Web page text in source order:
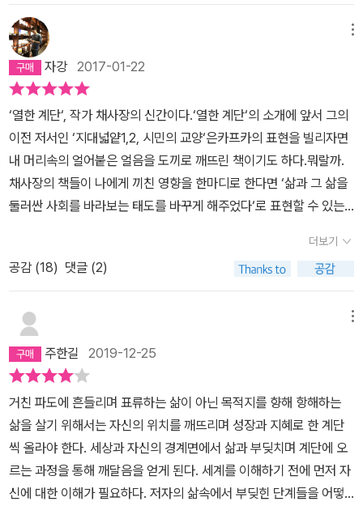
운 경험과 지식과 지혜, 무엇보다 새로운 자기 자신의 지평을 갖게 된
다. 실제로 지식수준이나 쓸데 없는 한국의 학력과 관계없이 우린 주
변에서 그저 나이만 먹은 사람과 정말 나이를 드신 분들을 확실하게
구분할 수 있다. 매일 단순히 평생을 같은 방법으로 아무 생각없이 노
를 젓는 사공과, 다양한 노젓는 방법 및 심지어 노의 재질과 모양을 강
구하며, 거기에 배의 모양과 재질 모양도 강구하고, 강물의 흐름과 기
상까지 고려해나가며 평생을 노를 저은 뱃사공의 말년은 매우 크게
다를수밖에 없을 것이다. 책은 마지막 부분이 가장 재미있으면서도
어려운데 채사장은 신비주의에 가장 관심이 많다고 한다. 상당히 현
데, 채사장은 실제 하고 싶은 이야기는 그러한 것들이지만 사람들이
현실에 눌려있고, 관심이 많아 듣고 싶은 이야기를 더 많이 하는 거란
다. 신비에 관심을 갖게 된것은 죽음에 가까운 경험때문이었다. 놀랍
게도 그는 교통사고로 벨트까지 안한 상태에서 거의 죽을 뻔했으며
이를 계기로 인간의 삶에 대해 더 깊은 지혜를 얻게 된다. 이러한 성찰
은 자아와 우주와의 관계, 나라는 존재에 대한 궁금증, 우주에 대한 궁
금증에 대한 대답과 질문으로 더욱 깊어진다. 이처럼 열한계단은 이
전의 채사장들의 책처럼 편안한 안내라던가 뭔가 답을 주는 종류의
책은 아니다. 물론 전의 것들도 그런 성격이 강한 건 아니지만. 채사장
의 변증법적 성장과정은 공감이 가능 부분도 있지만 사람에 따라 그
방향성이 정 반대이거나 그 일부만 따라간 경우도 있고, 아주 다른 경
우도 있을 것이다. 이런 부분을 비교해보며 자신을 반추해보는 것도
만...) 하루 종일 도서관에서 지내면서, 하루 한 권씩 책을 읽었다고 하
는구나. 그때 쌓은 지식들로 그는많은 사람들에게 구수한 이야기를
전해주는 사람이 되었어. 그리고 책도 펴내서 사람들에게 쉽게 인문
학을접할 수 있게 해주기도 했어. 아빠는 그의 팟캐스트나 인터넷을
통해 그가 큰 교통사고를 당하고 같이 탄 사람들이 죽었는데, 그는 멀
쩡하게 살아남았다는 이야기를 알고 있었단다. 이 책이 그의성장기를
이야기하는 것이니, 그 이야기도 나오겠구나 하는 생각이 들었고, 약
간 조마조마한 마음이 들었어. 그가 이야기하기 쉽지 않은 이야기일
텐데, 어떻게 풀어갈까 하는 생각도 들었고... 애써 내색하지않고 담담
하고 솔직하게 이야기하더구나. 그 사고 이후 정신과 치료도 같이 받
았다고 하고 말이야. 그 힘든 시절 그에게 힘이 되어주는 음악을 만나
서, 이겨낼 수 있었대. 그 음악은 아르헨티나의 가수 메르세데스 소사
야기한것처럼 마음의 안정을 주는 것 같더구나. 그녀의 노래뿐만 아
니라 반정부 시위로 오랜 망명생활을 했다고하는 이력을 알게 되니,
더욱 그녀의 노래에 어떤 힘이 있어 보였어.아무튼, 그녀의 노래와 그
녀의 삶도 채사장을 한 계단 더 올라가게 해주는 역할을 했대....지은
이 채사장뿐만 아니라, 책을 즐겨 읽는 사람이라면 누구나 자신에게
영향을 준 책들이 있을 거야. 그리고 그 책들은 알게 모르게 나 자신을
성장시켰을 테고 말이야. 그래서 그것에 대한 이야기를 해 보라고 하
면 다들 이야기를 하겠지. 아빠도그런 책들이 있단다. 아빠도 그런 책
자강2017-01-22
‘열한 계단‘, 작가 채사장의 신간이다.‘열한 계단‘의 소개에 앞서 그의
이전 저서인 ‘지대넓얕1,2, 시민의 교양‘은카프카의 표현을 빌리자면
내 머리속의 얼어붙은 얼음을 도끼로 깨뜨린 책이기도 하다.뭐랄까.
채사장의 책들이 나에게 끼친 영향을 한마디로 한다면 ‘삶과 그 삶을
둘러싼 사회를 바라보는 태도를 바꾸게 해주었다‘로 표현할 수 있는
한 계단‘은 그저 ‘생존‘이 아니라 인생을 살아가는 방법을 제시하고 있
다. 인생을 살아간다는 것은 무엇인가. 내적으로 성장해감을 말한다.
그러기 위해서는 외부의 충격이 필요한데 책이 그 역할을 한다.이 세
상엔 익숙한 책과 불편한 책, 이렇게 2종류의 책이 있다고 한다. 채사
약으로 이왕이면 불편한 책을 읽기를 권한다.익숙한 책을 좋아하는
사람은 한 우물을 파듯이 전문가가 된다. 오늘날의 사회는 그 전문가
에게 높은 사회적 지위와 경제력을 주기 때문에 오히려 권장사항으로
여겨진다. 하지만 채사장은 그렇게 한우물만 알듯이 좁은 세계를 사
는 삶보다는 불편한 책을 통해 여행하는 삶을 권하는 것이다.독특한
사람이다. 이러니 그의 책들이 읽기에 불편했던 것이 아니었을까.그
렇다면 과연 무엇이 ‘불편한 책‘인것일까? 자신이 몰랐던 이야기를
더보기
공감 (18) 댓글 (2)
주한길 2019-12-25
거친 파도에 흔들리며 표류하는 삶이 아닌 목적지를 향해 항해하는
삶을 살기 위해서는 자신의 위치를 깨뜨리며 성장과 지혜로 한 계단
씩 올라야 한다. 세상과 자신의 경계면에서 삶과 부딪치며 계단에 오
르는 과정을 통해 깨달음을 얻게 된다. 세계를 이해하기 전에 먼저 자
신에 대한 이해가 필요하다. 저자의 삶속에서 부딪힌 단계들을 어떻